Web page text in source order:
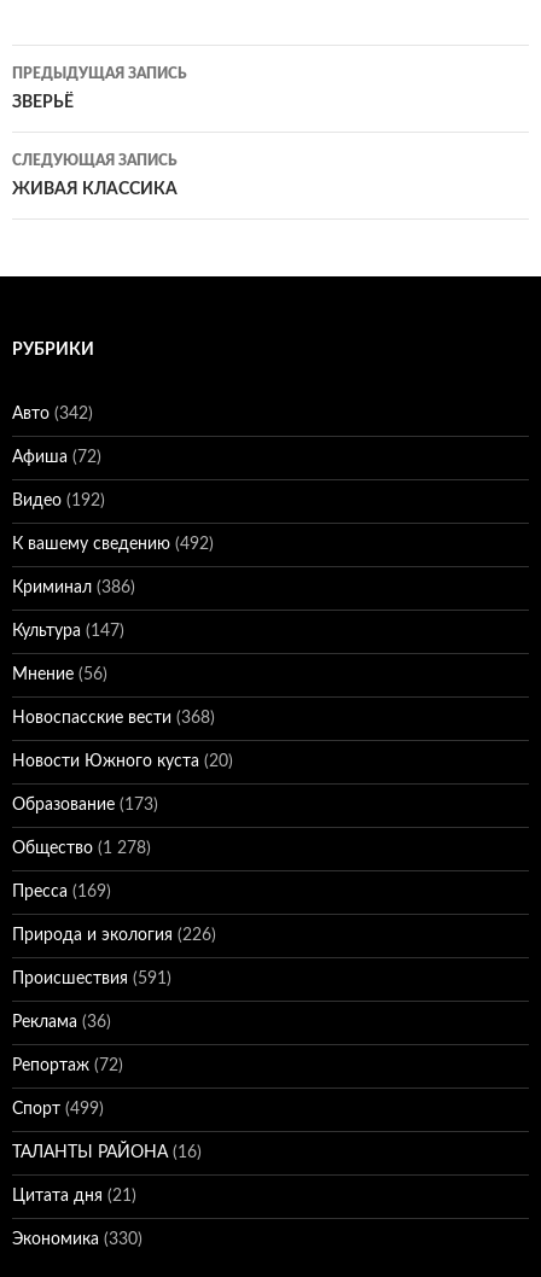
Навигация
по
записям
ПРЕДЫДУЩАЯ ЗАПИСЬ
ЗВЕРЬЁ
СЛЕДУЮЩАЯ ЗАПИСЬ
ЖИВАЯ КЛАССИКА
РУБРИКИ
Авто (342)
Афиша (72)
Видео (192)
К вашему сведению (492)
Криминал (386)
Культура (147)
Мнение (56)
Новоспасские вести (368)
Новости Южного куста (20)
Образование (173)
Общество (1 278)
Пресса (169)
Природа и экология (226)
Происшествия (591)
Реклама (36)
Репортаж (72)
Спорт (499)
ТАЛАНТЫ РАЙОНА(16)
Цитата дня (21)
Экономика (330)